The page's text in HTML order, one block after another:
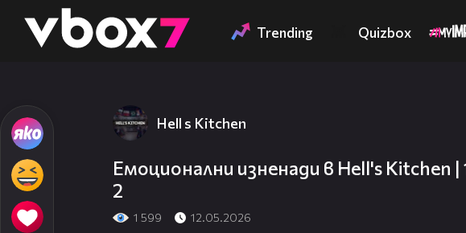
👾 Trending Quizbox
Hell s Kitchen
Емоционални изненади в Hell's Kitchen |
2
1 599 12.05.2026